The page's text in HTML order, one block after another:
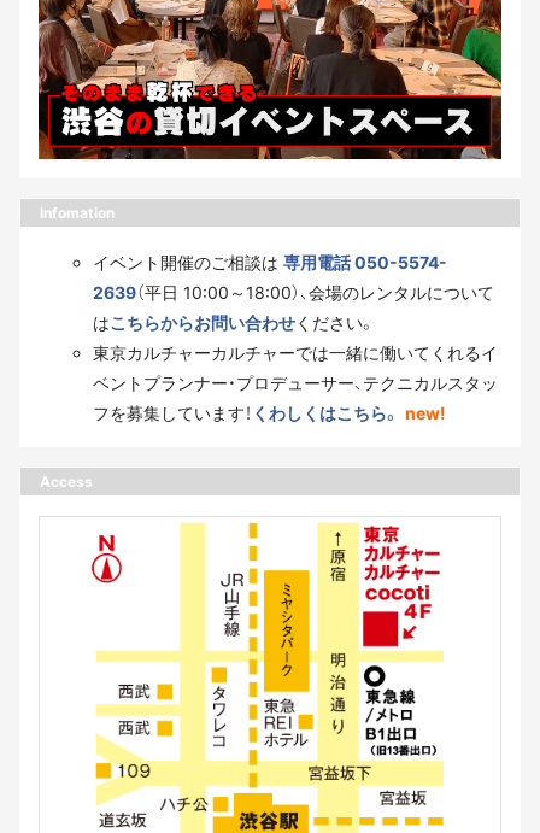
Infomation
イベント開催のご相談は 専用電話 050-5574-
2639（平日 10:00～18:00）、会場のレンタルについて
はこちらからお問い合わせください。
東京カルチャーカルチャーでは一緒に働いてくれるイ
ベントプランナー・プロデューサー、テクニカルスタッ
フを募集しています！ くわしくはこちら。 new!
Access